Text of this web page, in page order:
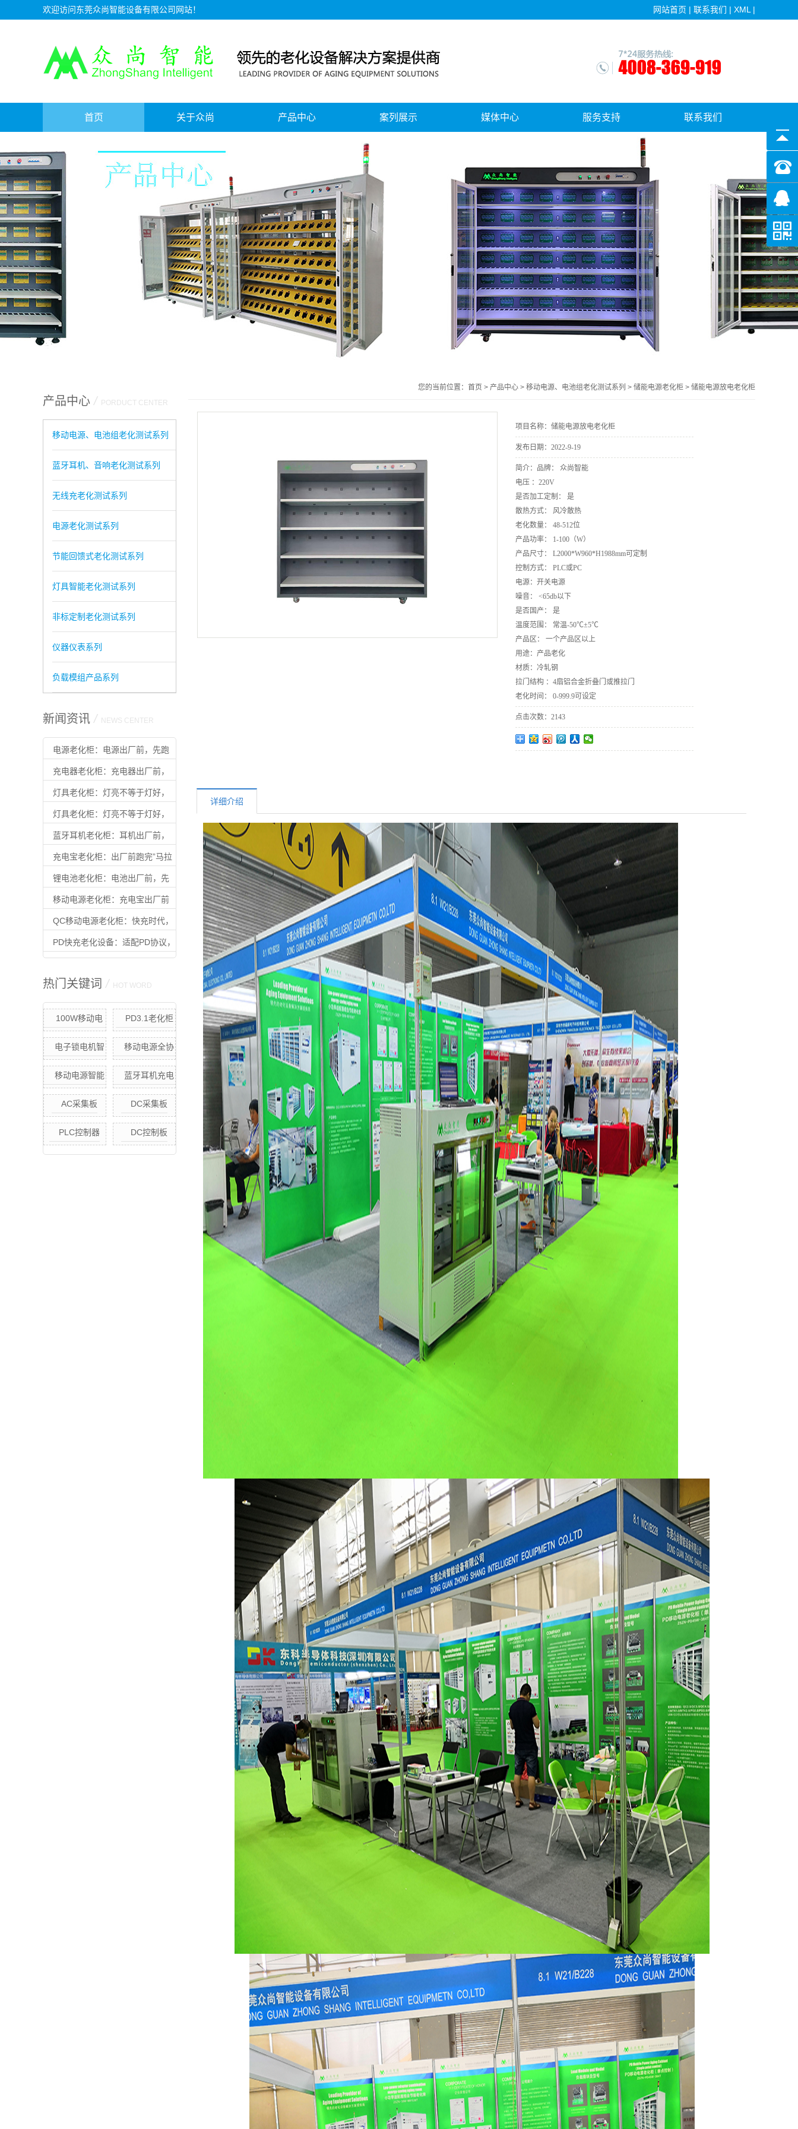
欢迎访问东莞众尚智能设备有限公司网站！ 网站首页 | 联系我们 | XML |
首页 关于众尚
公司介绍
服务理念
人才招聘
产品中心
移动电源、电池组老化测试系列
蓝牙耳机、音响老化测试系列
无线充老化测试系列
电源老化测试系列
节能回馈式老化测试系列
灯具智能老化测试系列
非标定制老化测试系列
仪器仪表系列
负载模组、板卡产品系列
案列展示 媒体中心
行业新闻
公司风采
展会中心
服务支持
软件更新下载中心
常见问答
联系我们
产品中心 / PORDUCT CENTER
移动电源、电池组老化测试系列
蓝牙耳机、音响老化测试系列
无线充老化测试系列
电源老化测试系列
节能回馈式老化测试系列
灯具智能老化测试系列
非标定制老化测试系列
仪器仪表系列
负载模组产品系列
新闻资讯 / NEWS CENTER
电源老化柜：电源出厂前，先跑
完”满载马拉松”
充电器老化柜：充电器出厂前，
先扛住满载
灯具老化柜：灯亮不等于灯好，
老化过才算合格
灯具老化柜：灯亮不等于灯好，
老化过才算合格
蓝牙耳机老化柜：耳机出厂前，
先扛住”续航焦虑”
充电宝老化柜：出厂前跑完”马拉
松”，用户才能放心用
锂电池老化柜：电池出厂前，先
扛住时间的考验
移动电源老化柜：充电宝出厂前
的最后一道质检
QC移动电源老化柜：快充时代，
不过这关别出厂
PD快充老化设备：适配PD协议，
让快充产品出厂即可靠
热门关键词 / HOT WORD
100W移动电
源节能快充老化
柜（定制款）
PD3.1老化柜
电子锁电机智
能老化柜
移动电源全协
议快充恒温老化
柜
移动电源智能
快充.快放老化柜
(单点独立控制)
移动电源智能老
化方案
蓝牙耳机充电
采集板
AC采集板
DC采集板
PLC控制器 DC控制板
您的当前位置： 首页 > 产品中心 > 移动电源、电池组老化测试系列 > 储能电源老化柜 > 储能电源放电老化柜
项目名称：储能电源放电老化柜
发布日期： 2022-9-19
简介： 品牌： 众尚智能
电压 ：220V
是否加工定制： 是
散热方式： 风冷散热
老化数量： 48-512位
产品功率： 1-100（W）
产品尺寸： L2000*W960*H1988mm可定制
控制方式： PLC或PC
电源：开关电源
噪音： <65db以下
是否国产： 是
温度范围： 常温-50℃±5℃
产品区： 一个产品区以上
用途：产品老化
材质：冷轧钢
拉门结构 ：4扇铝合金折叠门或推拉门
老化时间： 0-999.9可设定
点击次数：2143
详细介绍